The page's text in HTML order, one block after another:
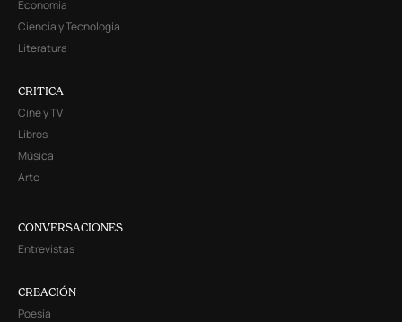
Economía
Ciencia y Tecnología
Literatura
CRITICA
Cine y TV
Libros
Música
Arte
CONVERSACIONES
Entrevistas
CREACIÓN
Poesía